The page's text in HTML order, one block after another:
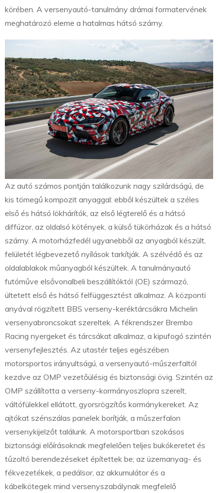
körében. A versenyautó-tanulmány drámai formatervének
meghatározó eleme a hatalmas hátsó szárny.
Az autó számos pontján találkozunk nagy szilárdságú, de
kis tömegű kompozit anyaggal: ebből készültek a széles
első és hátsó lökhárítók, az első légterelő és a hátsó
diffúzor, az oldalsó kötények, a külső tükörházak és a hátsó
szárny. A motorházfedél ugyanebből az anyagból készült,
felületét légbevezető nyílások tarkítják. A szélvédő és az
oldalablakok műanyagból készültek. A tanulmányautó
futóműve elsővonalbeli beszállítóktól (OE) származó,
ültetett első és hátsó felfüggesztést alkalmaz. A központi
anyával rögzített BBS verseny-keréktárcsákra Michelin
versenyabroncsokat szereltek. A fékrendszer Brembo
Racing nyergeket és tárcsákat alkalmaz, a kipufogó szintén
versenyfejlesztés. Az utastér teljes egészében
motorsportos irányultságú, a versenyautó-műszerfaltól
kezdve az OMP vezetőülésig és biztonsági övig. Szintén az
OMP szállította a verseny-kormányoszlopra szerelt,
váltófülekkel ellátott, gyorsrögzítős kormánykereket. Az
ajtókat szénszálas panelek borítják, a műszerfalon
versenykijelzőt találunk. A motorsportban szokásos
biztonsági előírásoknak megfelelően teljes bukókeretet és
tűzoltó berendezéseket építettek be; az üzemanyag- és
fékvezetékek, a pedálsor, az akkumulátor és a
kábelkötegek mind versenyszabálynak megfelelő